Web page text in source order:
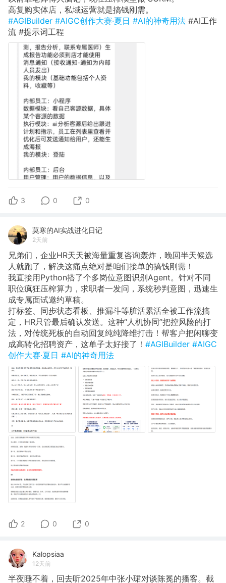
高复购实体店，私域运营就是搞钱刚需。
#AGIBuilder #AIGC创作大赛·夏日 #AI的神奇用法 #AI工作
流 #提示词工程
3 0 0
莫寒的AI实战进化日记
2天前
兄弟们，企业HR天天被海量重复咨询轰炸，晚回半天候选
人就跑了，解决这痛点绝对是咱们接单的搞钱刚需！
我直接用Python搭了个多岗位意图识别Agent。针对不同
职位疯狂压榨算力，求职者一发问，系统秒判意图，迅速生
成专属面试邀约草稿。
打标签、同步状态看板、推漏斗等脏活累活全被工作流搞
定，HR只管最后确认发送。这种“人机协同”把控风险的打
法，对传统死板的自动回复纯纯降维打击！帮客户把闲聊变
成高转化招聘资产，这单子太好接了！ #AGIBuilder #AIGC
创作大赛·夏日 #AI的神奇用法
2 0 0
Kalopsiaa
12天前
半夜睡不着，回去听2025年中张小珺对谈陈冕的播客。截